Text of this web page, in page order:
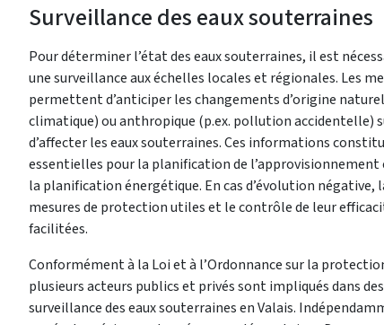
Surveillance des eaux souterraines
Pour déterminer l’état des eaux souterraines, il est
une surveillance aux échelles locales et régionales. Les
permettent d’anticiper les changements d’origine
climatique) ou anthropique (p.ex. pollution accidentelle)
d’affecter les eaux souterraines. Ces informations
essentielles pour la planification de l’approvisionnement
la planification énergétique. En cas d’évolution négative,
mesures de protection utiles et le contrôle de leur
facilitées.
Conformément à la Loi et à l’Ordonnance sur la
plusieurs acteurs publics et privés sont impliqués dans
surveillance des eaux souterraines en Valais.